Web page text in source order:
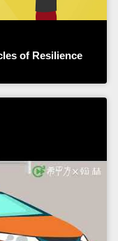
of Resilience